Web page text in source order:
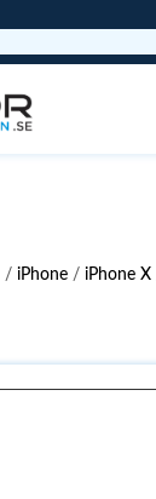
/ iPhone / iPhone X